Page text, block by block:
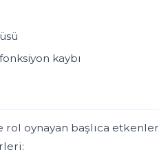
kaybı
rol oynayan başlıca etkenler